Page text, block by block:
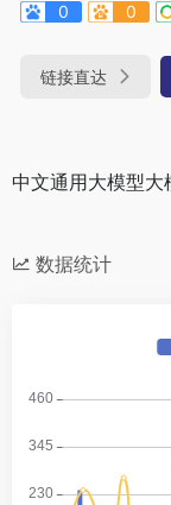
0
0
链接直达
中文通用大模型大
数据统计